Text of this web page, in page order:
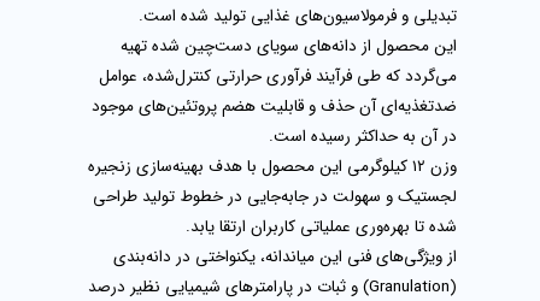
تبدیلی و فرمولاسیون‌های غذایی تولید شده است.
این محصول از دانه‌های سویای دست‌چین شده تهیه
می‌گردد که طی فرآیند فرآوری حرارتی کنترل‌شده، عوامل
ضدتغذیه‌ای آن حذف و قابلیت هضم پروتئین‌های موجود
در آن به حداکثر رسیده است.
وزن ۱۲ کیلوگرمی این محصول با هدف بهینه‌سازی زنجیره
لجستیک و سهولت در جابه‌جایی در خطوط تولید طراحی
شده تا بهره‌وری عملیاتی کاربران ارتقا یابد.
از ویژگی‌های فنی این میاندانه، یکنواختی در دانه‌بندی
(Granulation) و ثبات در پارامترهای شیمیایی نظیر درصد